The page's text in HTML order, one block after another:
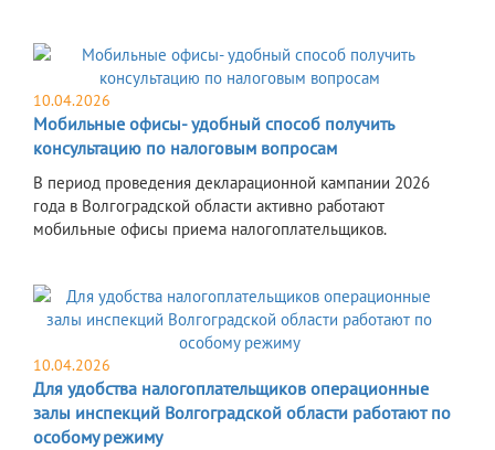
10.04.2026
Мобильные офисы- удобный способ получить
консультацию по налоговым вопросам
В период проведения декларационной кампании 2026
года в Волгоградской области активно работают
мобильные офисы приема налогоплательщиков.
10.04.2026
Для удобства налогоплательщиков операционные
залы инспекций Волгоградской области работают по
особому режиму